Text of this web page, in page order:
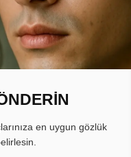
en uygun gözlük